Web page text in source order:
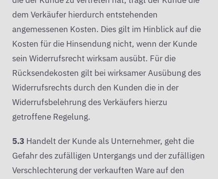
dem Verkäufer hierdurch entstehenden
angemessenen Kosten. Dies gilt im Hinblick auf die
Kosten für die Hinsendung nicht, wenn der Kunde
sein Widerrufsrecht wirksam ausübt. Für die
Rücksendekosten gilt bei wirksamer Ausübung des
Widerrufsrechts durch den Kunden die in der
Widerrufsbelehrung des Verkäufers hierzu
getroffene Regelung.
5.3 Handelt der Kunde als Unternehmer, geht die
Gefahr des zufälligen Untergangs und der zufälligen
Verschlechterung der verkauften Ware auf den